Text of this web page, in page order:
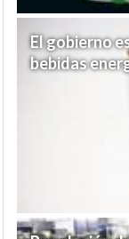
El gobierno
bebidas